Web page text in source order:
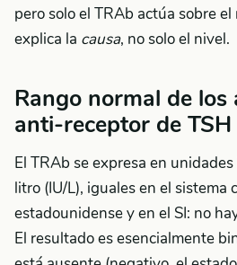
pero solo el TRAb actúa sobre
explica la causa, no solo el nivel.
Rango normal de los
anti-receptor de TSH
El TRAb se expresa en
litro (IU/L), iguales en el sistema
estadounidense y en el SI: no
El resultado es esencialmente